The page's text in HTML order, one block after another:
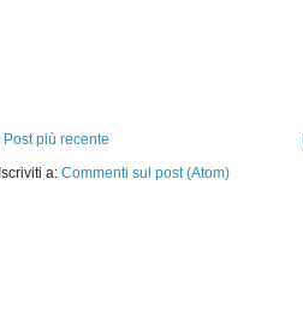
Post più recente
Iscriviti a: Commenti sul post (Atom)